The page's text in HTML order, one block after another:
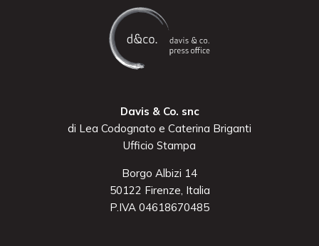
Davis & Co. snc
di Lea Codognato e Caterina Briganti
Ufficio Stampa
Borgo Albizi 14
50122 Firenze, Italia
P.IVA 04618670485